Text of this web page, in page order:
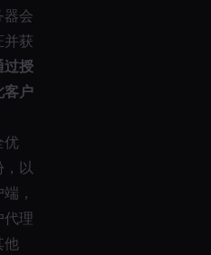
器会
并获
过授
客户
优
，以
，
理
他